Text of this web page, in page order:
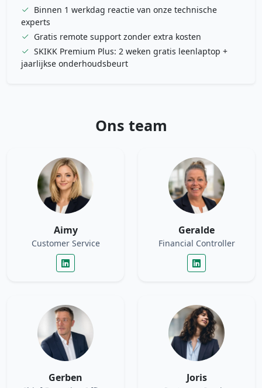
Binnen 1 werkdag reactie van onze technische
experts
Gratis remote support zonder extra kosten
SKIKK Premium Plus: 2 weken gratis leenlaptop +
jaarlijkse onderhoudsbeurt
Ons team
Aimy
Customer Service
Geralde
Financial Controller
Gerben Joris